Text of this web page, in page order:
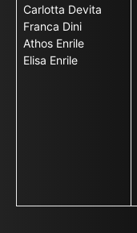
Carlotta Devita
Franca Dini
Athos Enrile
Elisa Enrile